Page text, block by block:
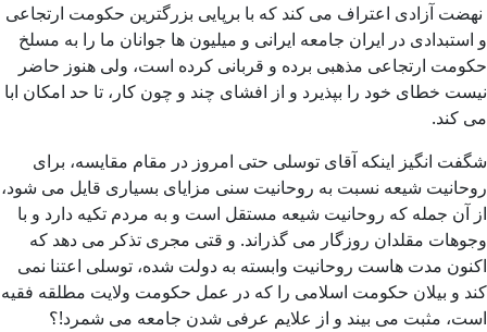
نهضت آزادی اعتراف می کند که با برپایی بزرگترین حکومت ارتجاعی
و استبدادی در ایران جامعه ایرانی و میلیون ها جوانان ما را به مسلخ
حکومت ارتجاعی مذهبی برده و قربانی کرده است، ولی هنوز حاضر
نیست خطای خود را بپذیرد و از افشای چند و چون کار، تا حد امکان ابا
می کند.
شگفت انگیز اینکه آقای توسلی حتی امروز در مقام مقایسه، برای
روحانیت شیعه نسبت به روحانیت سنی مزایای بسیاری قایل می شود،
از آن جمله که روحانیت شیعه مستقل است و به مردم تکیه دارد و با
وجوهات مقلدان روزگار می گذراند. و قتی مجری تذکر می دهد که
اکنون مدت هاست روحانیت وابسته به دولت شده، توسلی اعتنا نمی
کند و بیلان حکومت اسلامی را که در عمل حکومت ولایت مطلقه فقیه
است، مثبت می بیند و از علایم عرفی شدن جامعه می شمرد!؟